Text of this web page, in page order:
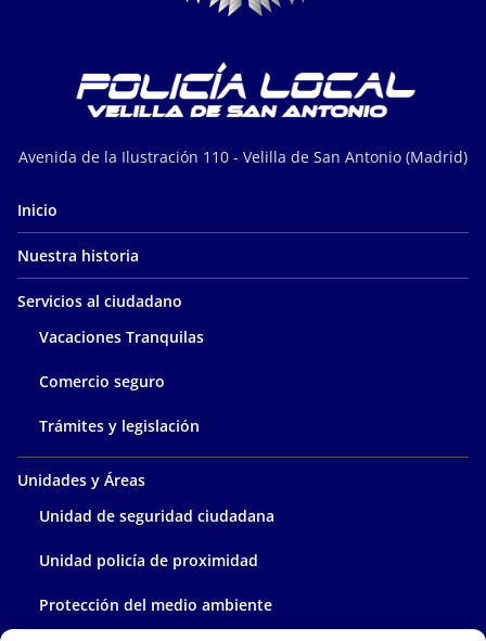
Avenida de la Ilustración 110 - Velilla de San Antonio (Madrid)
Inicio
Nuestra historia
Servicios al ciudadano
Vacaciones Tranquilas
Comercio seguro
Trámites y legislación
Unidades y Áreas
Unidad de seguridad ciudadana
Unidad policía de proximidad
Protección del medio ambiente